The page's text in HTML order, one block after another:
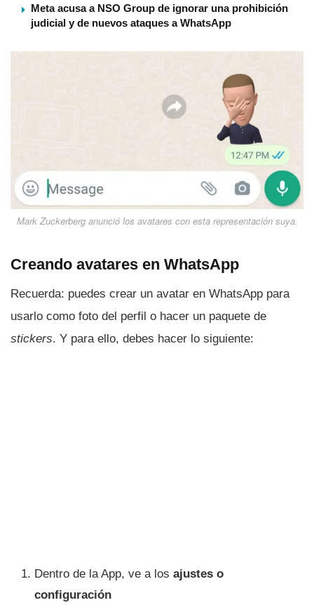
Meta acusa a NSO Group de ignorar una prohibición
judicial y de nuevos ataques a WhatsApp
Mark Zuckerberg anunció los avatares con esta representación suya.
Creando avatares en WhatsApp
Recuerda: puedes crear un avatar en WhatsApp para
usarlo como foto del perfil o hacer un paquete de
stickers. Y para ello, debes hacer lo siguiente:
Dentro de la App, ve a losajustes o
configuración